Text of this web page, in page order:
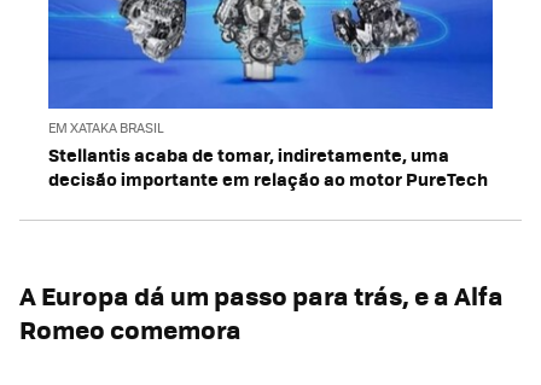
EM XATAKA BRASIL
Stellantis acaba de tomar, indiretamente, uma
decisão importante em relação ao motor PureTech
A Europa dá um passo para trás, e a Alfa
Romeo comemora